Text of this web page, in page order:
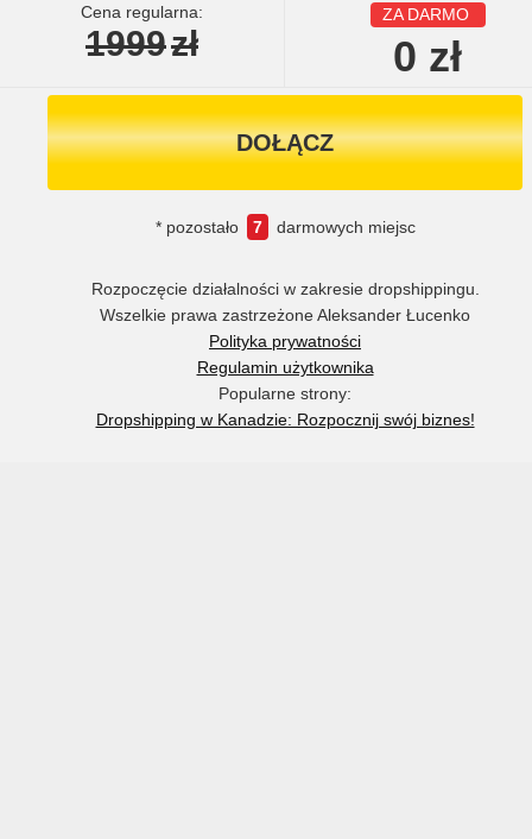
Cena regularna:
1999zł
ZA DARMO
0 zł
DOŁĄCZ
* pozostało 7 darmowych miejsc
Rozpoczęcie działalności w zakresie dropshippingu.
Wszelkie prawa zastrzeżone Aleksander Łucenko
Polityka prywatności
Regulamin użytkownika
Popularne strony:
Dropshipping w Kanadzie: Rozpocznij swój biznes!